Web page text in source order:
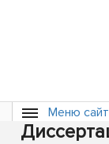
Меню